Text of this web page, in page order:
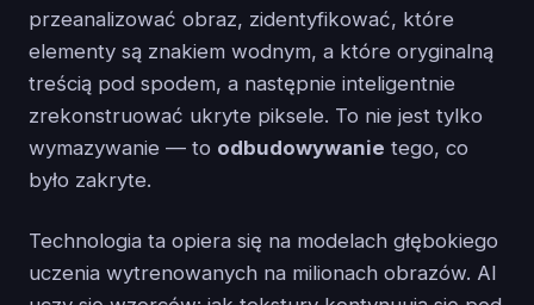
przeanalizować obraz, zidentyfikować, które
elementy są znakiem wodnym, a które oryginalną
treścią pod spodem, a następnie inteligentnie
zrekonstruować ukryte piksele. To nie jest tylko
wymazywanie — to odbudowywanie tego, co
było zakryte.
Technologia ta opiera się na modelach głębokiego
uczenia wytrenowanych na milionach obrazów. AI